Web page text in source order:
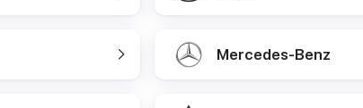
Mercedes-Benz